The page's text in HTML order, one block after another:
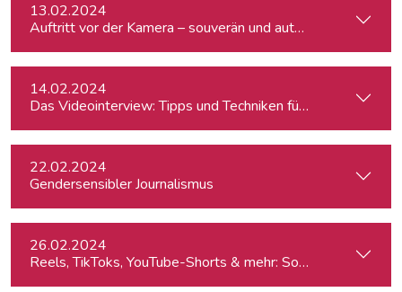
13.02.2024
Auftritt vor der Kamera – souverän und authentisch
14.02.2024
Das Videointerview: Tipps und Techniken für TV und Web
22.02.2024
Gendersensibler Journalismus
26.02.2024
Reels, TikToks, YouTube-Shorts & mehr: Social Media-